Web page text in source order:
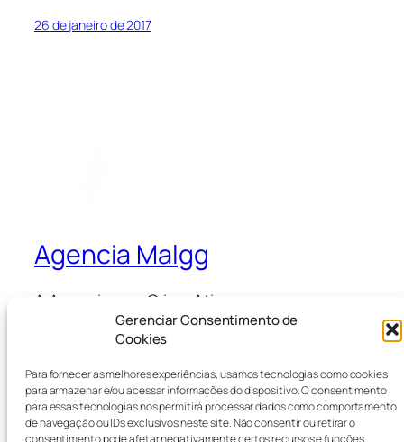
Gerenciar Consentimento de
Cookies
Para fornecer as melhores experiências, usamos tecnologias como cookies
para armazenar e/ou acessar informações do dispositivo. O consentimento
para essas tecnologias nos permitirá processar dados como comportamento
de navegação ou IDs exclusivos neste site. Não consentir ou retirar o
consentimento pode afetar negativamente certos recursos e funções.
26 de janeiro de 2017
Agencia Malgg
A Agencia que Cria e Ativa
Blog
Sobre
Perguntas frequentes
Autores
Eventos
Loja
Padrões
Temas